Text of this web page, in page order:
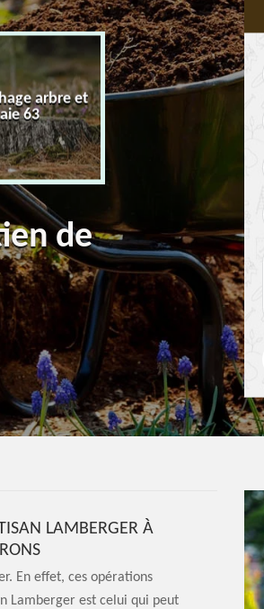
arbre et
63
Entreprise de
de
LAMBERGER À
En effet, ces opérations
Lamberger est celui qui peut